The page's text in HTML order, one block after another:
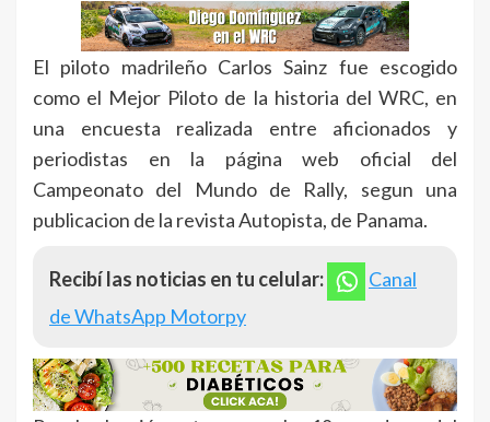
El piloto madrileño Carlos Sainz fue escogido
como el Mejor Piloto de la historia del WRC, en
una encuesta realizada entre aficionados y
periodistas en la página web oficial del
Campeonato del Mundo de Rally, segun una
publicacion de la revista Autopista, de Panama.
Recibí las noticias en tu celular:
Canal
de WhatsApp Motorpy